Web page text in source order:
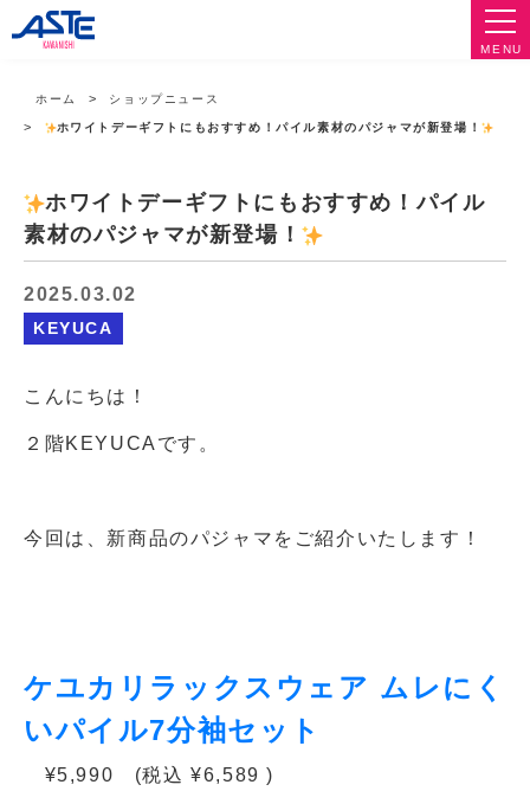
MENU
ホーム ショップニュース
ホワイトデーギフトにもおすすめ！パイル素材のパジャマが新登場！
ホワイトデーギフトにもおすすめ！パイル
素材のパジャマが新登場！
2025.03.02
KEYUCA
こんにちは！
２階KEYUCAです。
今回は、新商品のパジャマをご紹介いたします！
ケユカリラックスウェア ムレにく
いパイル7分袖セット
¥5,990 (税込 ¥6,589 )